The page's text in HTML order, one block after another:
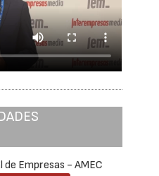
Empresas - AMEC